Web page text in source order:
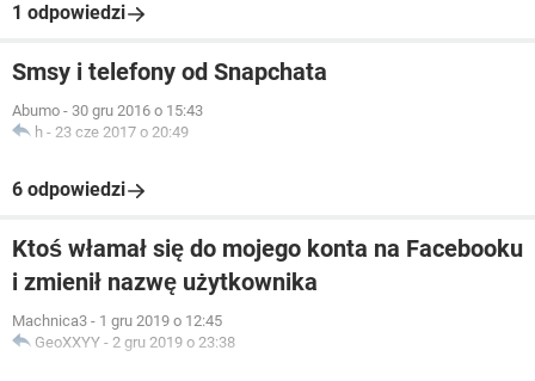
1 odpowiedzi
Smsy i telefony od Snapchata
Abumo - 30 gru 2016 o 15:43
h - 23 cze 2017 o 20:49
6 odpowiedzi
Ktoś włamał się do mojego konta na Facebooku
i zmienił nazwę użytkownika
Machnica3 - 1 gru 2019 o 12:45
GeoXXYY - 2 gru 2019 o 23:38